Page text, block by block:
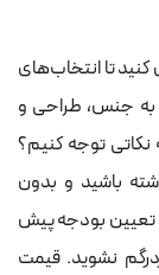
تا انتخاب‌های
به جنس، طراحی و
نکاتی توجه کنیم؟
باشید و بدون
تعیین بودجه پیش
نشوید. قیمت